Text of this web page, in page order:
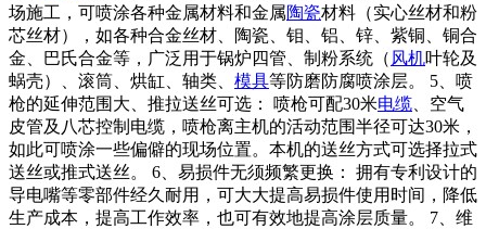
场施工，可喷涂各种金属材料和金属陶瓷材料（实心丝材和粉
芯丝材），如各种合金丝材、陶瓷、钼、铝、锌、紫铜、铜合
金、巴氏合金等，广泛用于锅炉四管、制粉系统（ 风机叶轮及
蜗壳）、滚筒、烘缸、轴类、 模具等防磨防腐喷涂层。 5、喷
枪的延伸范围大、推拉送丝可选： 喷枪可配30米电缆 、空气
皮管及八芯控制电缆，喷枪离主机的活动范围半径可达30米，
如此可喷涂一些偏僻的现场位置。本机的送丝方式可选择拉式
送丝或推式送丝。 6、易损件无须频繁更换： 拥有专利设计的
导电嘴等零部件经久耐用，可大大提高易损件使用时间，降低
生产成本，提高工作效率，也可有效地提高涂层质量。 7、维